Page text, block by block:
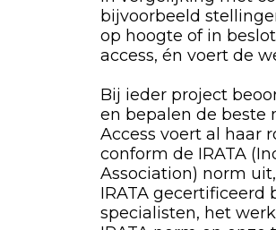
bijvoorbeeld
op hoogte of in
access, én voert de
Bij ieder project
en bepalen de beste
Access voert al haar
conform de IRATA
Association) norm
IRATA gecertificeerd
specialisten, het